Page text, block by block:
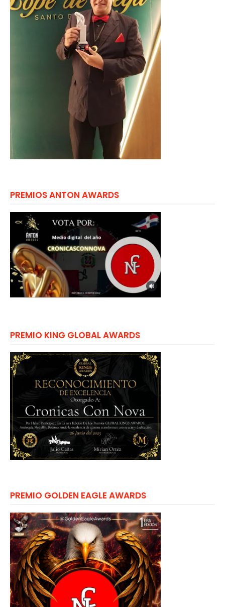
PREMIOS ANTON AWARDS
PREMIO KING GLOBAL AWARDS
PREMIO GOLDEN EAGLE AWARDS